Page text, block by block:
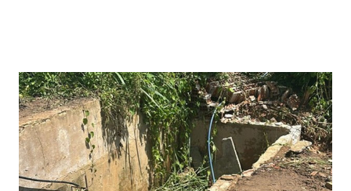
estimulado, em que os candidatos são apresentados ao
entrevistado, Mitidieri mantém a liderança com 44,2%,
seguido por Valmir de Francisquinho, com 34,5%. Ricardo
Marques aparece com 17,6%, enquanto outros somam 3,7%.
O índice de eleitores indecisos, que não souberam ou